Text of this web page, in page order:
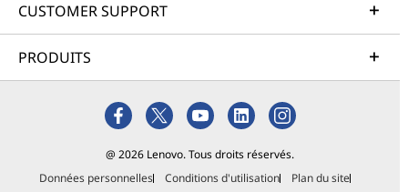
CUSTOMER SUPPORT
PRODUITS
@ 2026 Lenovo. Tous droits réservés.
Données personnelles
Conditions d'utilisation Plan du site